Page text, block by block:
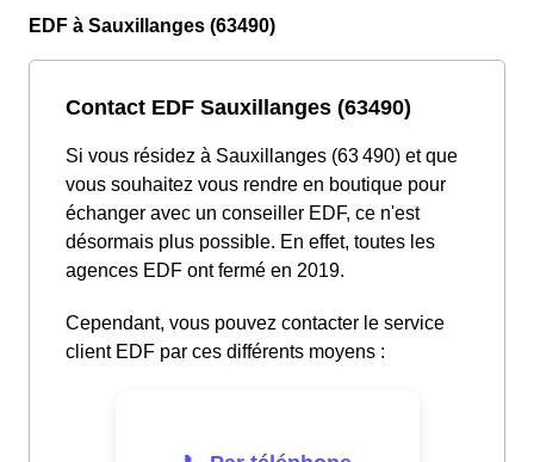
EDF à Sauxillanges (63490)
Contact EDF Sauxillanges (63490)
Si vous résidez à Sauxillanges (63 490) et que
vous souhaitez vous rendre en boutique pour
échanger avec un conseiller EDF, ce n'est
désormais plus possible. En effet, toutes les
agences EDF ont fermé en 2019.
Cependant, vous pouvez contacter le service
client EDF par ces différents moyens :